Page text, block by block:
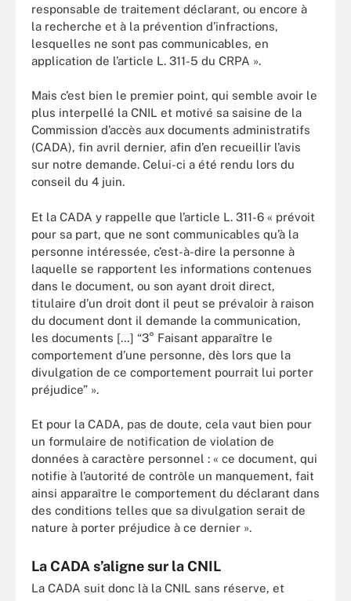
responsable de traitement déclarant, ou encore à
la recherche et à la prévention d’infractions,
lesquelles ne sont pas communicables, en
application de l’article L. 311-5 du CRPA ».
Mais c’est bien le premier point, qui semble avoir le
plus interpellé la CNIL et motivé sa saisine de la
Commission d’accès aux documents administratifs
(CADA), fin avril dernier, afin d’en recueillir l’avis
sur notre demande. Celui-ci a été rendu lors du
conseil du 4 juin.
Et la CADA y rappelle que l’article L. 311-6 « prévoit
pour sa part, que ne sont communicables qu’à la
personne intéressée, c’est-à-dire la personne à
laquelle se rapportent les informations contenues
dans le document, ou son ayant droit direct,
titulaire d’un droit dont il peut se prévaloir à raison
du document dont il demande la communication,
les documents […] “3° Faisant apparaître le
comportement d’une personne, dès lors que la
divulgation de ce comportement pourrait lui porter
préjudice” ».
Et pour la CADA, pas de doute, cela vaut bien pour
un formulaire de notification de violation de
données à caractère personnel : « ce document, qui
notifie à l’autorité de contrôle un manquement, fait
ainsi apparaître le comportement du déclarant dans
des conditions telles que sa divulgation serait de
nature à porter préjudice à ce dernier ».
La CADA s’aligne sur la CNIL
La CADA suit donc là la CNIL sans réserve, et